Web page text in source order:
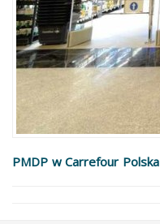
PMDP w Carrefour Polska